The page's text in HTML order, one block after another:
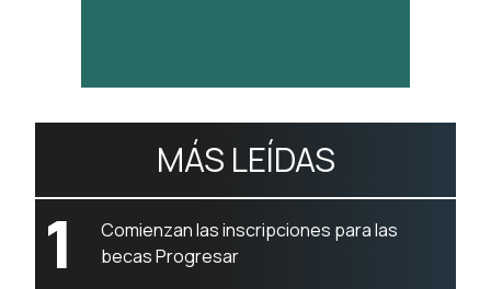
MÁS LEÍDAS
1
Comienzan las inscripciones para las
becas Progresar